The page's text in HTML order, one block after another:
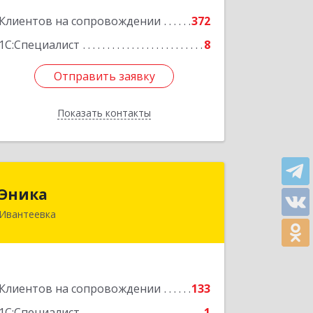
Клиентов на сопровождении
372
1С:Специалист
8
Отправить заявку
Показать контакты
Подробнее
Отправить заявку
Назад
Ивантеевка
Клиентов на сопровождении
133
Подробнее